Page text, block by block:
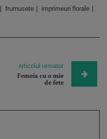
frumusete
imprimeuri florale
Articolul urmator
Femeia cu o mie
de fete